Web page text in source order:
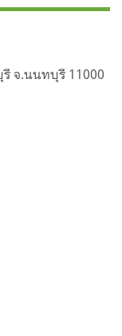
จ.นนทบุรี 11000